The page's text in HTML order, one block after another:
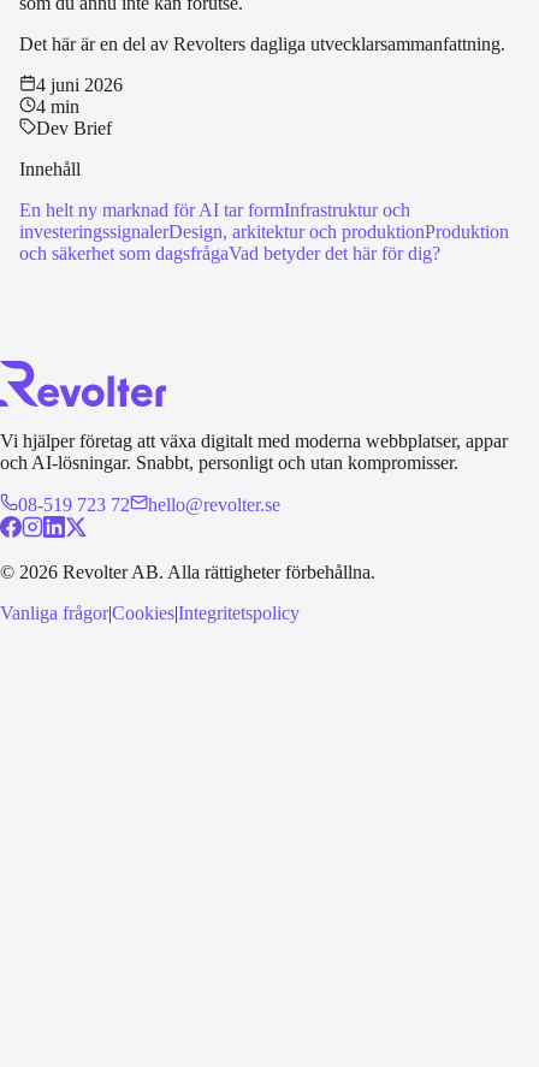
Det här är en del av Revolters dagliga utvecklarsammanfattning.
4 juni 2026
4 min
Dev Brief
Innehåll
En helt ny marknad för AI tar formInfrastruktur och
investeringssignalerDesign, arkitektur och produktionProduktion
och säkerhet som dagsfrågaVad betyder det här för dig?
Vi hjälper företag att växa digitalt med moderna webbplatser, appar
och AI-lösningar. Snabbt, personligt och utan kompromisser.
08-519 723 72 hello@revolter.se
© 2026 Revolter AB. Alla rättigheter förbehållna.
Vanliga frågor|Cookies|Integritetspolicy